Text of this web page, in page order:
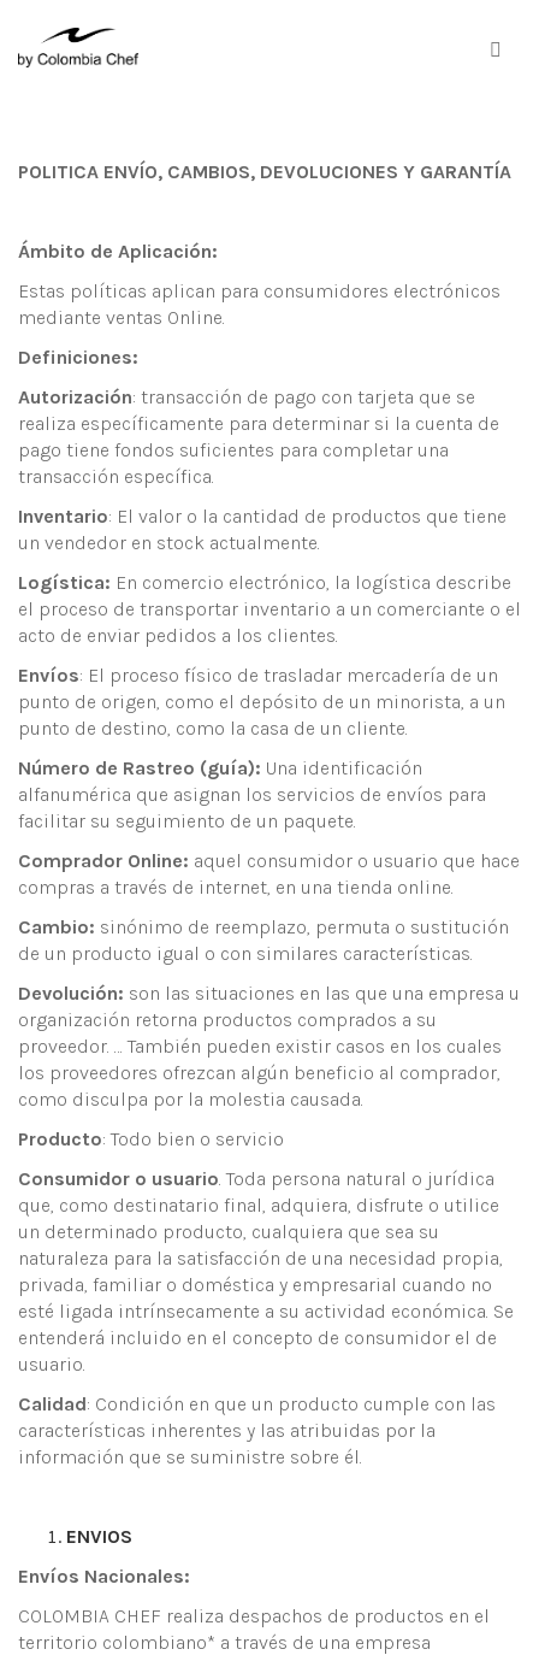
POLITICA ENVÍO, CAMBIOS, DEVOLUCIONES Y GARANTÍA
Ámbito de Aplicación:
Estas políticas aplican para consumidores electrónicos
mediante ventas Online.
Definiciones:
Autorización: transacción de pago con tarjeta que se
realiza específicamente para determinar si la cuenta de
pago tiene fondos suficientes para completar una
transacción específica.
Inventario: El valor o la cantidad de productos que tiene
un vendedor en stock actualmente.
Logística: En comercio electrónico, la logística describe
el proceso de transportar inventario a un comerciante o el
acto de enviar pedidos a los clientes.
Envíos: El proceso físico de trasladar mercadería de un
punto de origen, como el depósito de un minorista, a un
punto de destino, como la casa de un cliente.
Número de Rastreo (guía): Una identificación
alfanumérica que asignan los servicios de envíos para
facilitar su seguimiento de un paquete.
Comprador Online: aquel consumidor o usuario que hace
compras a través de internet, en una tienda online.
Cambio: sinónimo de reemplazo, permuta o sustitución
de un producto igual o con similares características.
Devolución: son las situaciones en las que una empresa u
organización retorna productos comprados a su
proveedor. … También pueden existir casos en los cuales
los proveedores ofrezcan algún beneficio al comprador,
como disculpa por la molestia causada.
Producto: Todo bien o servicio
Consumidor o usuario. Toda persona natural o jurídica
que, como destinatario final, adquiera, disfrute o utilice
un determinado producto, cualquiera que sea su
naturaleza para la satisfacción de una necesidad propia,
privada, familiar o doméstica y empresarial cuando no
esté ligada intrínsecamente a su actividad económica. Se
entenderá incluido en el concepto de consumidor el de
usuario.
Calidad: Condición en que un producto cumple con las
características inherentes y las atribuidas por la
información que se suministre sobre él.
ENVIOS
Envíos Nacionales:
COLOMBIA CHEF realiza despachos de productos en el
territorio colombiano* a través de una empresa